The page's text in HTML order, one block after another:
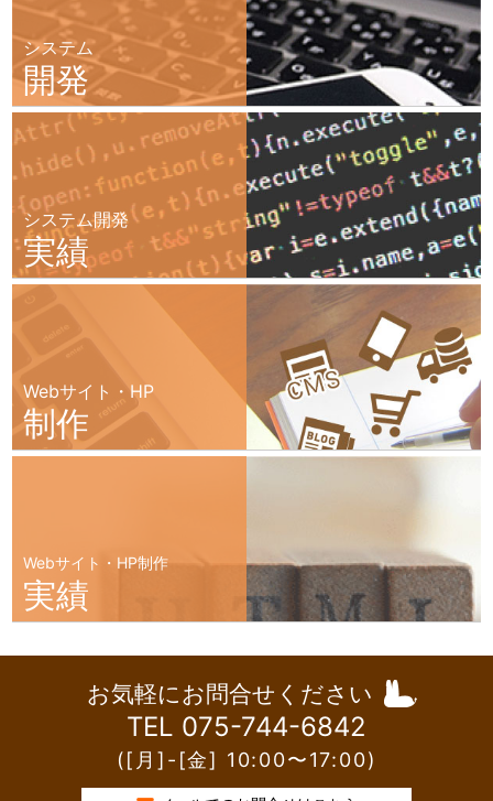
システム
開発
システム開発
実績
Webサイト・HP
制作
Webサイト・HP制作
実績
お気軽にお問合せください
TEL 075-744-6842
([月]-[金] 10:00〜17:00)